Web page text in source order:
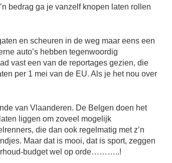
bedrag ga je vanzelf knopen laten rollen
en scheuren in de weg maar eens een
auto’s hebben tegenwoordig
vast een van de reportages gezien, die
per 1 mei van de EU. Als je het nou over
van Vlaanderen. De Belgen doen het
liggen om zoveel mogelijk
die dan ook regelmatig met z’n
Maar dat is mooi, dat is sport, zeggen
budget wel op orde………..!